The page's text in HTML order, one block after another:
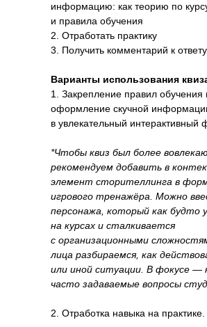
информацию: как теорию по
и правила обучения
2. Отработать практику
3. Получить комментарий к ответу
Варианты использования
1. Закрепление правил обучения
оформление скучной
в увлекательный интерактивный
*Чтобы квиз был более
рекомендуем добавить в
элемент сторителлинга в
игрового тренажёра. Можно
персонажа, который как будто
на курсах и сталкивается
с организационными
лица разбираемся, как
или иной ситуации. В фокусе —
часто задаваемые вопросы
2. Отработка навыка на практике.